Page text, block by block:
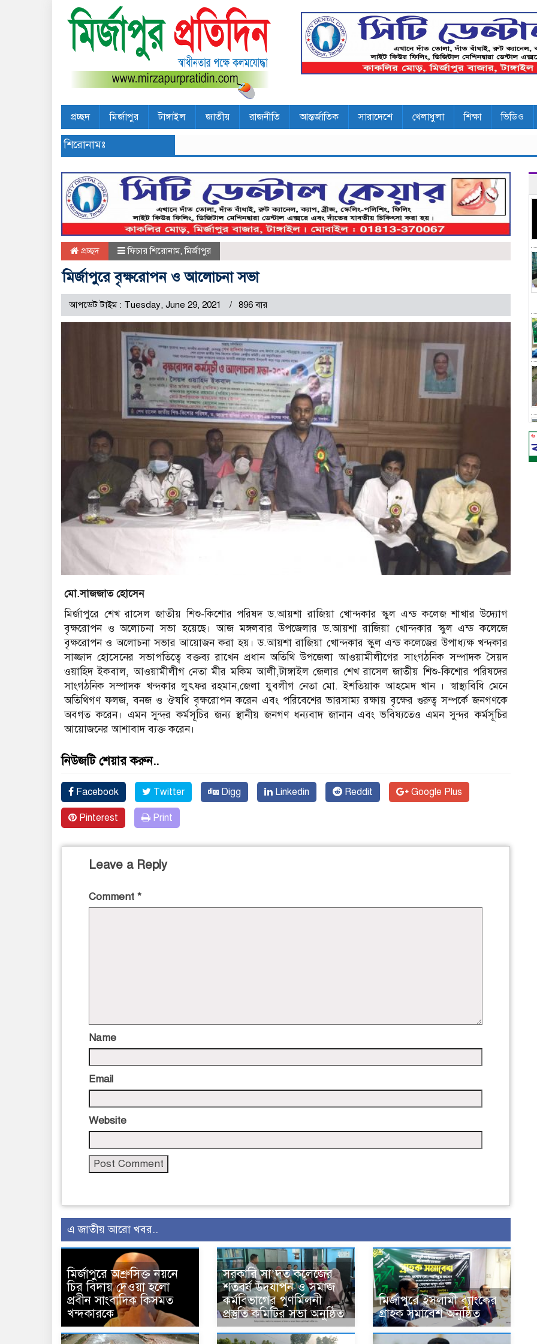
প্রচ্ছদ মির্জাপুর টাঙ্গাইল জাতীয় রাজনীতি আন্তর্জাতিক সারাদেশে খেলাধুলা শিক্ষা ভিডিও
শিরোনামঃ
প্রচ্ছদ ফিচার শিরোনাম,মির্জাপুর
মির্জাপুরে বৃক্ষরোপন ও আলোচনা সভা
আপডেট টাইম : Tuesday, June 29, 2021 896 বার
মো.সাজজাত হোসেন
মির্জাপুরে শেখ রাসেল জাতীয় শিশু-কিশোর পরিষদ ড.আয়শা রাজিয়া খোন্দকার স্কুল এন্ড কলেজ শাখার উদ্যোগ
বৃক্ষরোপন ও অলোচনা সভা হয়েছে। আজ মঙ্গলবার উপজেলার ড.আয়শা রাজিয়া খোন্দকার স্কুল এন্ড কলেজে
বৃক্ষরোপন ও অলোচনা সভার আয়োজন করা হয়। ড.আয়শা রাজিয়া খোন্দকার স্কুল এন্ড কলেজের উপাধ্যক্ষ খন্দকার
সাজ্জাদ হোসেনের সভাপতিত্বে বক্তব্য রাখেন প্রধান অতিথি উপজেলা আওয়ামীলীগের সাংগঠনিক সম্পাদক সৈয়দ
ওয়াহিদ ইকবাল, আওয়ামীলীগ নেতা মীর মকিম আলী,টাঙ্গাইল জেলার শেখ রাসেল জাতীয় শিশু-কিশোর পরিষদের
সাংগঠনিক সম্পাদক খন্দকার লুৎফর রহমান,জেলা যুবলীগ নেতা মো. ইশতিয়াক আহমেদ খান । স্বাস্থ্যবিধি মেনে
অতিথিগণ ফলজ, বনজ ও ঔষধি বৃক্ষরোপন করেন এবং পরিবেশের ভারসাম্য রক্ষায় বৃক্ষের গুরুত্ব সম্পর্কে জনগণকে
অবগত করেন। এমন সুন্দর কর্মসূচির জন্য স্থানীয় জনগণ ধন্যবাদ জানান এবং ভবিষ্যতেও এমন সুন্দর কর্মসূচির
আয়োজনের আশাবাদ ব্যক্ত করেন।
নিউজটি শেয়ার করুন..
Facebook Twitter Digg Linkedin Reddit Google Plus
Pinterest Print
Leave a Reply
Comment *
Name
Email
Website
এ জাতীয় আরো খবর..
মির্জাপুরে অশ্রুসিক্ত নয়নে
চির বিদায় দেওয়া হলো
প্রবীন সাংবাদিক কিসমত
খন্দকারকে
সরকারি সা’দত কলেজের
শতবর্ষ উদযাপন ও সমাজ
কর্মবিভাগের পুণর্মিলনী
প্রস্তুতি কমিটির সভা অনুষ্ঠিত
মির্জাপুরে ইসলামী ব্যাংকের
গ্রাহক সমাবেশ অনুষ্ঠিত